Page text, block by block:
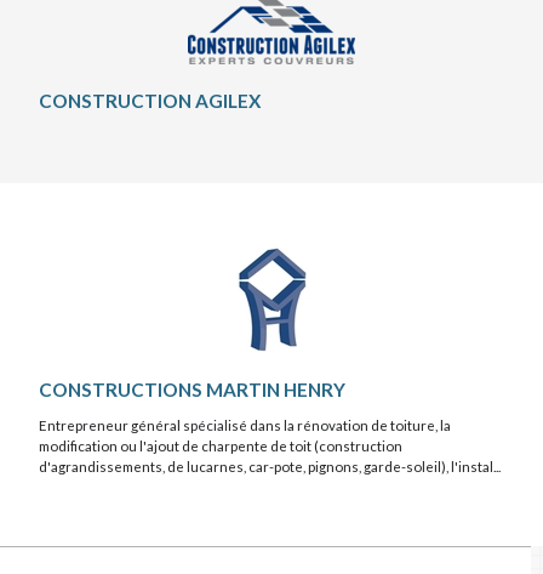
CONSTRUCTION AGILEX
CONSTRUCTIONS MARTIN HENRY
Entrepreneur général spécialisé dans la rénovation de toiture, la
modification ou l'ajout de charpente de toit (construction
d'agrandissements, de lucarnes, car-pote, pignons, garde-soleil), l'instal...